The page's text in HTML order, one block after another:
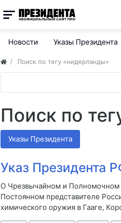
Новости Указы Президента
Поиск по тегу «нидерланды»
Поиск по
Указы Президента
Указ Президента
О Чрезвычайном и Полномочном
Постоянном представителе
химического оружия в Гааге,